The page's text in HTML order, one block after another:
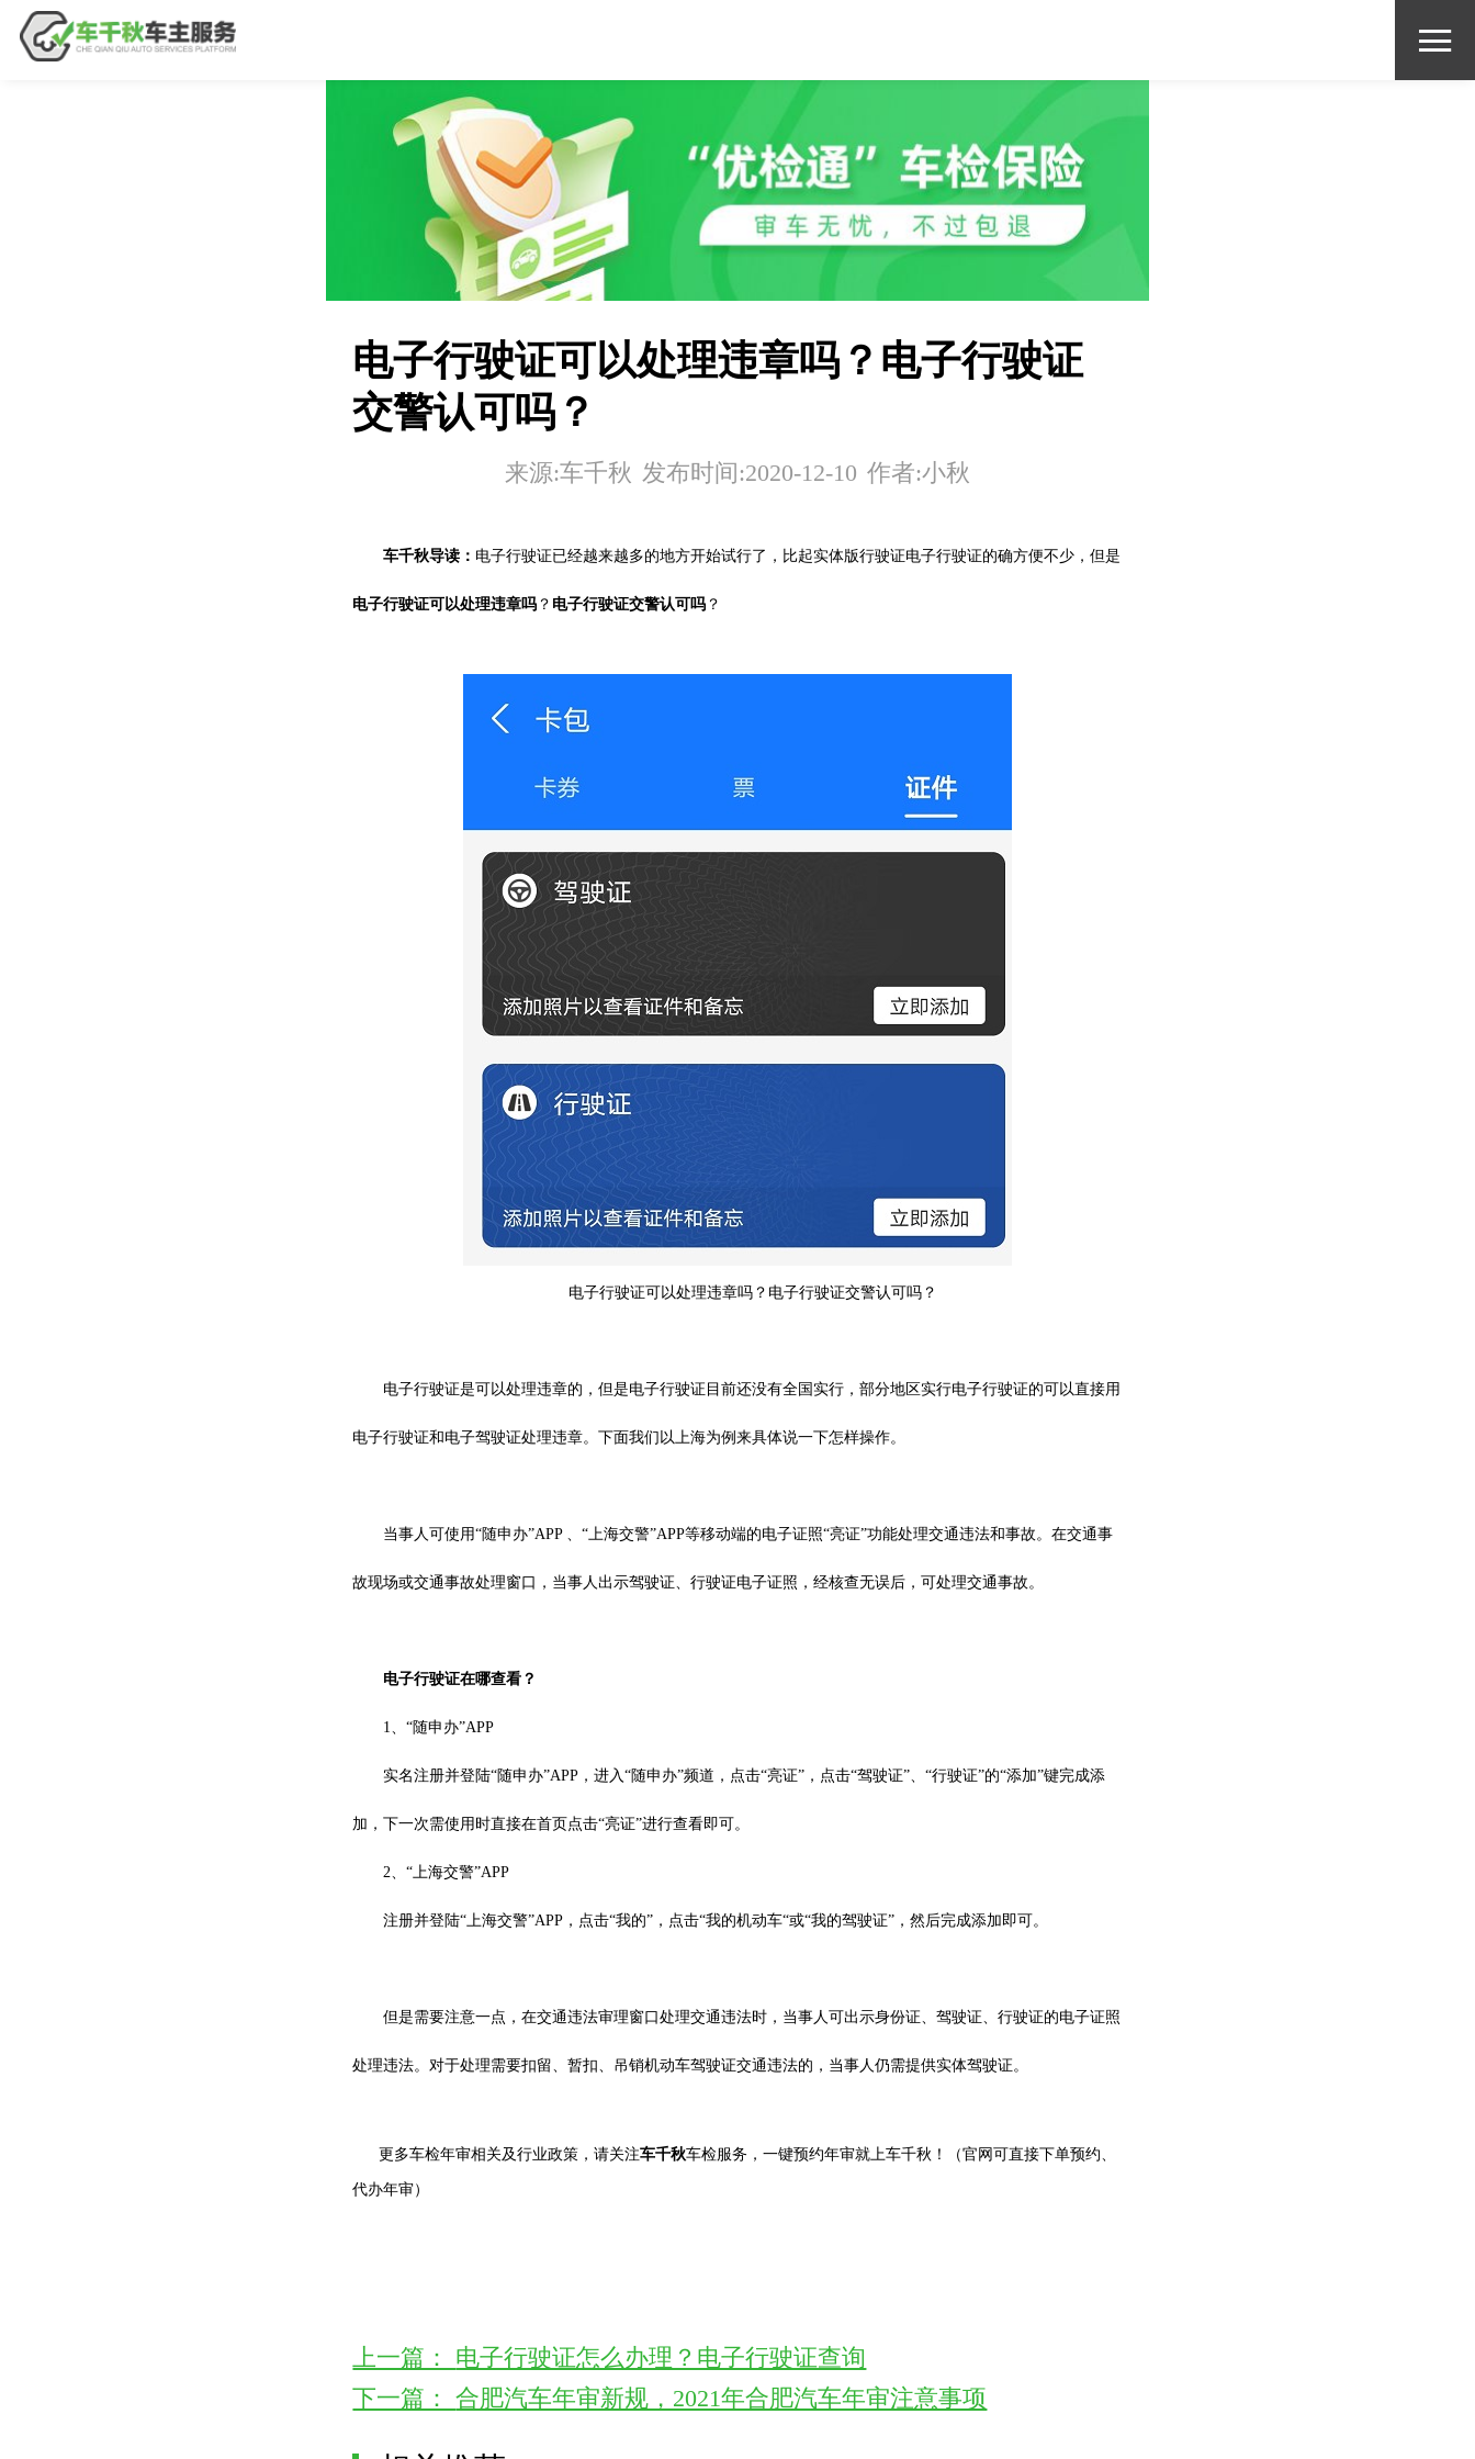

电子行驶证可以处理违章吗？电子行驶证
交警认可吗？
来源:车千秋 发布时间:2020-12-10 作者:小秋
车千秋导读： 电子行驶证已经越来越多的地方开始试行了，比起实体版行驶证电子行驶证的确方便不少，但是
电子行驶证可以处理违章吗 ？ 电子行驶证交警认可吗 ？
电子行驶证可以处理违章吗？电子行驶证交警认可吗？
电子行驶证是可以处理违章的，但是电子行驶证目前还没有全国实行，部分地区实行电子行驶证的可以直接用
电子行驶证和电子驾驶证处理违章。下面我们以上海为例来具体说一下怎样操作。
当事人可使用“随申办”APP 、“上海交警”APP等移动端的电子证照“亮证”功能处理交通违法和事故。在交通事
故现场或交通事故处理窗口，当事人出示驾驶证、行驶证电子证照，经核查无误后，可处理交通事故。
电子行驶证在哪查看？
1、“随申办”APP
实名注册并登陆“随申办”APP，进入“随申办”频道，点击“亮证”，点击“驾驶证”、“行驶证”的“添加”键完成添
加，下一次需使用时直接在首页点击“亮证”进行查看即可。
2、“上海交警”APP
注册并登陆“上海交警”APP，点击“我的”，点击“我的机动车“或“我的驾驶证”，然后完成添加即可。
但是需要注意一点，在交通违法审理窗口处理交通违法时，当事人可出示身份证、驾驶证、行驶证的电子证照
处理违法。对于处理需要扣留、暂扣、吊销机动车驾驶证交通违法的，当事人仍需提供实体驾驶证。
更多车检年审相关及行业政策，请关注车千秋车检服务，一键预约年审就上车千秋！（官网可直接下单预约、
代办年审）
上一篇： 电子行驶证怎么办理？电子行驶证查询
下一篇：合肥汽车年审新规，2021年合肥汽车年审注意事项